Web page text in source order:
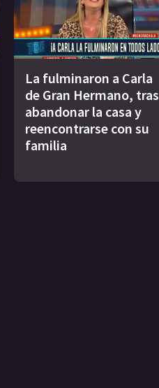
La fulminaron a Carla
de Gran Hermano, tras
abandonar la casa y
reencontrarse con su
familia